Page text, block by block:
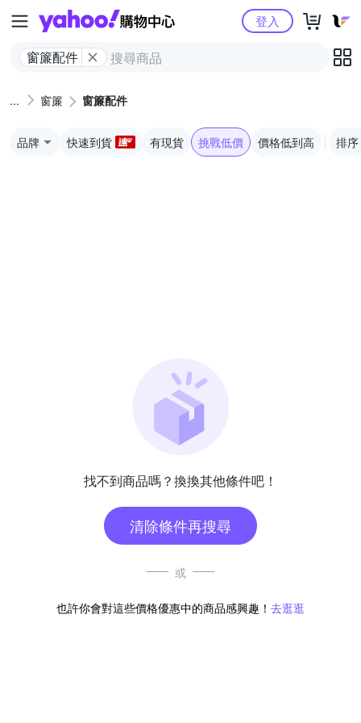
Yahoo購物中心
窗簾配件
登入
窗簾 窗簾配件
品牌 快速到貨 有現貨 挑戰低價 價格低到高 排序
找不到商品嗎？換換其他條件吧！
清除條件再搜尋
或
也許你會對這些價格優惠中的商品感興趣！ 去逛逛